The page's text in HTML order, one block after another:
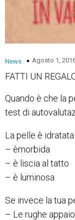
News Agosto 1,
FATTI UN
Quando è che la
test di
La pelle è idratata
– èmorbida
– è liscia al tatto
– è luminosa
Se invece la tua
– Le rughe